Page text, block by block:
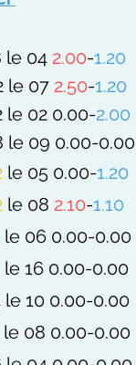
le 04 2.00-1.20
le 07 2.50-1.20
le 02 0.00-2.00
le 09 0.00-0.00
le 05 0.00-1.20
le 08 2.10-1.10
le 06 0.00-0.00
16 0.00-0.00
10 0.00-0.00
08 0.00-0.00